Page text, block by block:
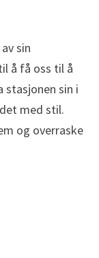
sin
å få oss til å
stasjonen sin i
med stil.
og overraske